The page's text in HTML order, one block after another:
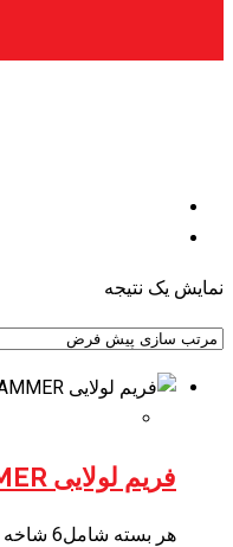
نمایش یک نتیجه
فریم لولایی HAMMER
هر بسته شامل6 شاخه 6 متری می باشد. تمامی پروفیل های هامر گسکت دار هستند.